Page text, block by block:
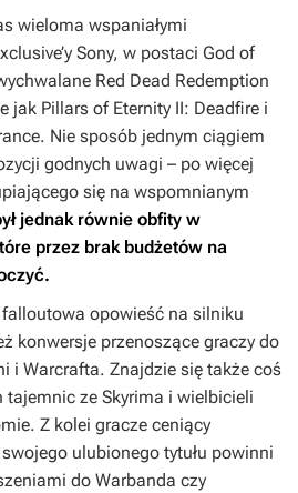
wieloma wspaniałymi
Sony, w postaci God of
Red Dead Redemption
jak Pillars of Eternity II: Deadfire i
Nie sposób jednym ciągiem
godnych uwagi – po więcej
się na wspomnianym
jednak równie obfity w
przez brak budżetów na
opowieść na silniku
konwersje przenoszące graczy do
i Warcrafta. Znajdzie się także coś
tajemnic ze Skyrima i wielbicieli
. Z kolei gracze ceniący
ulubionego tytułu powinni
do Warbanda czy